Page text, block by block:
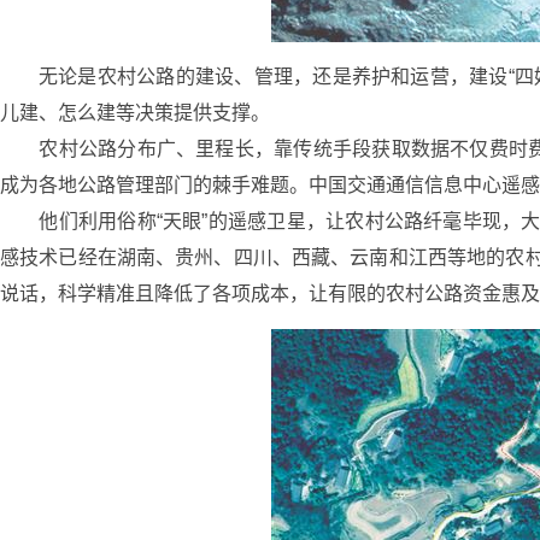
无论是农村公路的建设、管理，还是养护和运营，建设“
儿建、怎么建等决策提供支撑。
农村公路分布广、里程长，靠传统手段获取数据不仅费时
成为各地公路管理部门的棘手难题。中国交通通信信息中心遥
他们利用俗称“天眼”的遥感卫星，让农村公路纤毫毕现，
感技术已经在湖南、贵州、四川、西藏、云南和江西等地的
说话，科学精准且降低了各项成本，让有限的农村公路资金惠